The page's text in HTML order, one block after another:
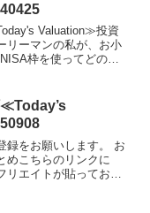
Valuation≫投資
リーマンの私が、お小
枠を使ってどの銘
からず長期投資を始め
録をお願いします。 お
めこちらのリンクに
リエイトが貼っており